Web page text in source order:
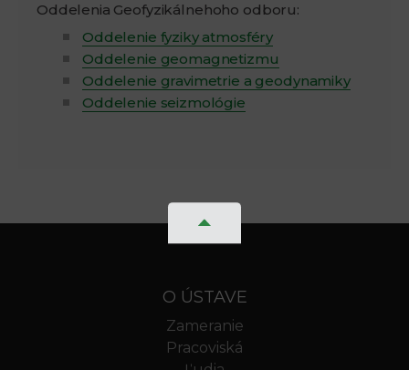
Oddelenia Geofyzikálnehoho odboru:
Oddelenie fyziky atmosféry
Oddelenie geomagnetizmu
Oddelenie gravimetrie a geodynamiky
Oddelenie seizmológie
O ÚSTAVE
Zameranie
Pracoviská